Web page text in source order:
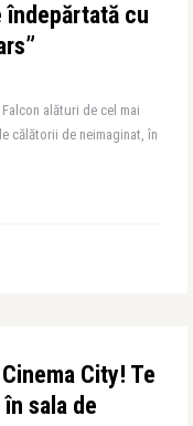
îndepărtată cu
alături de cel mai
călătorii de neimaginat, în
City! Te
sala de